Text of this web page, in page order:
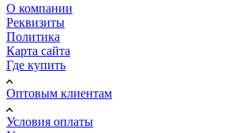
О компании
Реквизиты
Политика
Карта сайта
Где купить
Оптовым клиентам
Условия оплаты